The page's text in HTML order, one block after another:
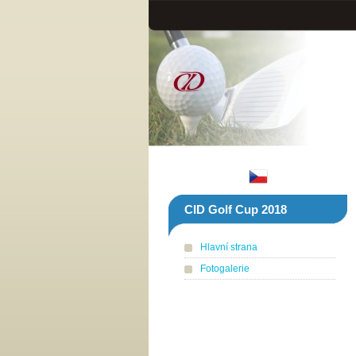
CID Golf Cup 2018
Hlavní strana
Fotogalerie